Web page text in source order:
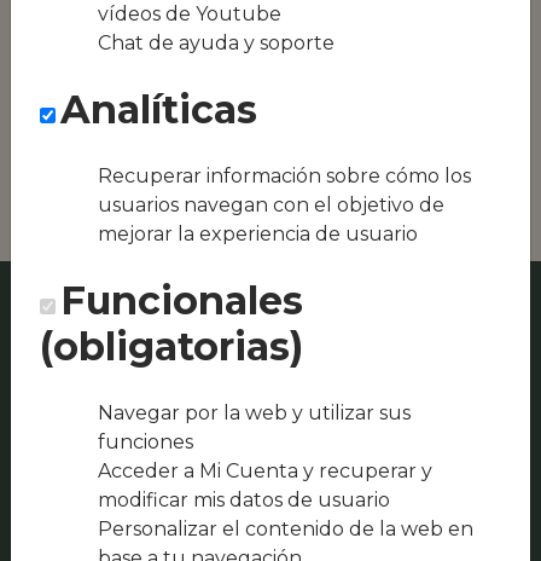
Conseguimos la
oferta local de tu
ser Lenteja-Casa de
vídeos de Youtube
Chat de ayuda y soporte
Analíticas
Recuperar información sobre cómo los
usuarios navegan con el objetivo de
mejorar la experiencia de usuario
Funcionales
(obligatorias)
Navegar por la web y utilizar sus
funciones
Acceder a Mi Cuenta y recuperar y
modificar mis datos de usuario
Personalizar el contenido de la web en